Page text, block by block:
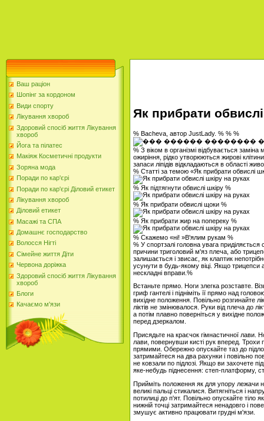
Ваш раціон
Шопінг за кордоном
Види спорту
Лікування хвороб
Здоровий спосіб життя Лікування
хвороб
Йога та пілатес
Макіяж Косметичні продукти
Зоряна мода
Поради по кар'єрі
Поради по кар'єрі Діловий етикет
Лікування хвороб
Діловий етикет
Масажі та СПА
Домашнє господарство
Волосся Нігті
Сімейне життя Діти
Червона доріжка
Здоровий спосіб життя Лікування
хвороб
Блоги
Качаємо м'язи
Як прибрати
% Bacheva, автор JustLady. % % %
% З віком в організмі відбувається
ожиріння, рідко утворюються жирові
запаси ліпідів відкладаються в області
% Статті за темою «Як прибрати обвислі
% Як підтягнути обвислі шкіру %
% Як прибрати обвислі щоки %
% Як прибрати жир на попереку %
% Скажемо «ні! »В'ялим рукам %
% У спортзалі головна увага
причини триголовий м'яз плеча, або
залишається і звисає, як клаптик
усунути в будь-якому віці. Якщо
нескладні вправи.%
Встаньте прямо. Ноги злегка розставте.
гриф гантелі і підніміть її прямо над
вихідне положення. Повільно розгинайте
ліктів не змінювалося. Руки від плеча до
а потім плавно поверніться у вихідне
перед дзеркалом.
Присядьте на краєчок гімнастичної лави.
лави, повернувши кисті рук вперед. Трохи
прямими. Обережно опускайте таз до
затримайтеся на два рахунки і повільно
не ковзали по підлозі. Якщо ви захочете
яке-небудь піднесення: степ-платформу,
Прийміть положення як для упору лежачи
великі пальці стикалися. Витягніться і
потилиці до п'ят. Повільно опускайте тіло
нижній точці затримайтеся ненадовго і
змушує активно працювати грудні м'язи.